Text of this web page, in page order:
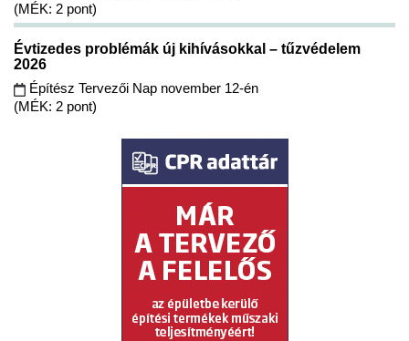
(MÉK: 2 pont)
Évtizedes problémák új kihívásokkal – tűzvédelem
2026
Építész Tervezői Nap november 12-én
(MÉK: 2 pont)